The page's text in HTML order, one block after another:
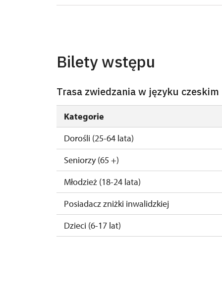
1. 1.-31. 3.
Bilety wstępu
Trasa zwiedzania w języku czeskim
Kategorie
Dorośli (25-64 lata)
Seniorzy (65 +)
Młodzież (18-24 lata)
Posiadacz zniżki inwalidzkiej
Dzieci (6-17 lat)